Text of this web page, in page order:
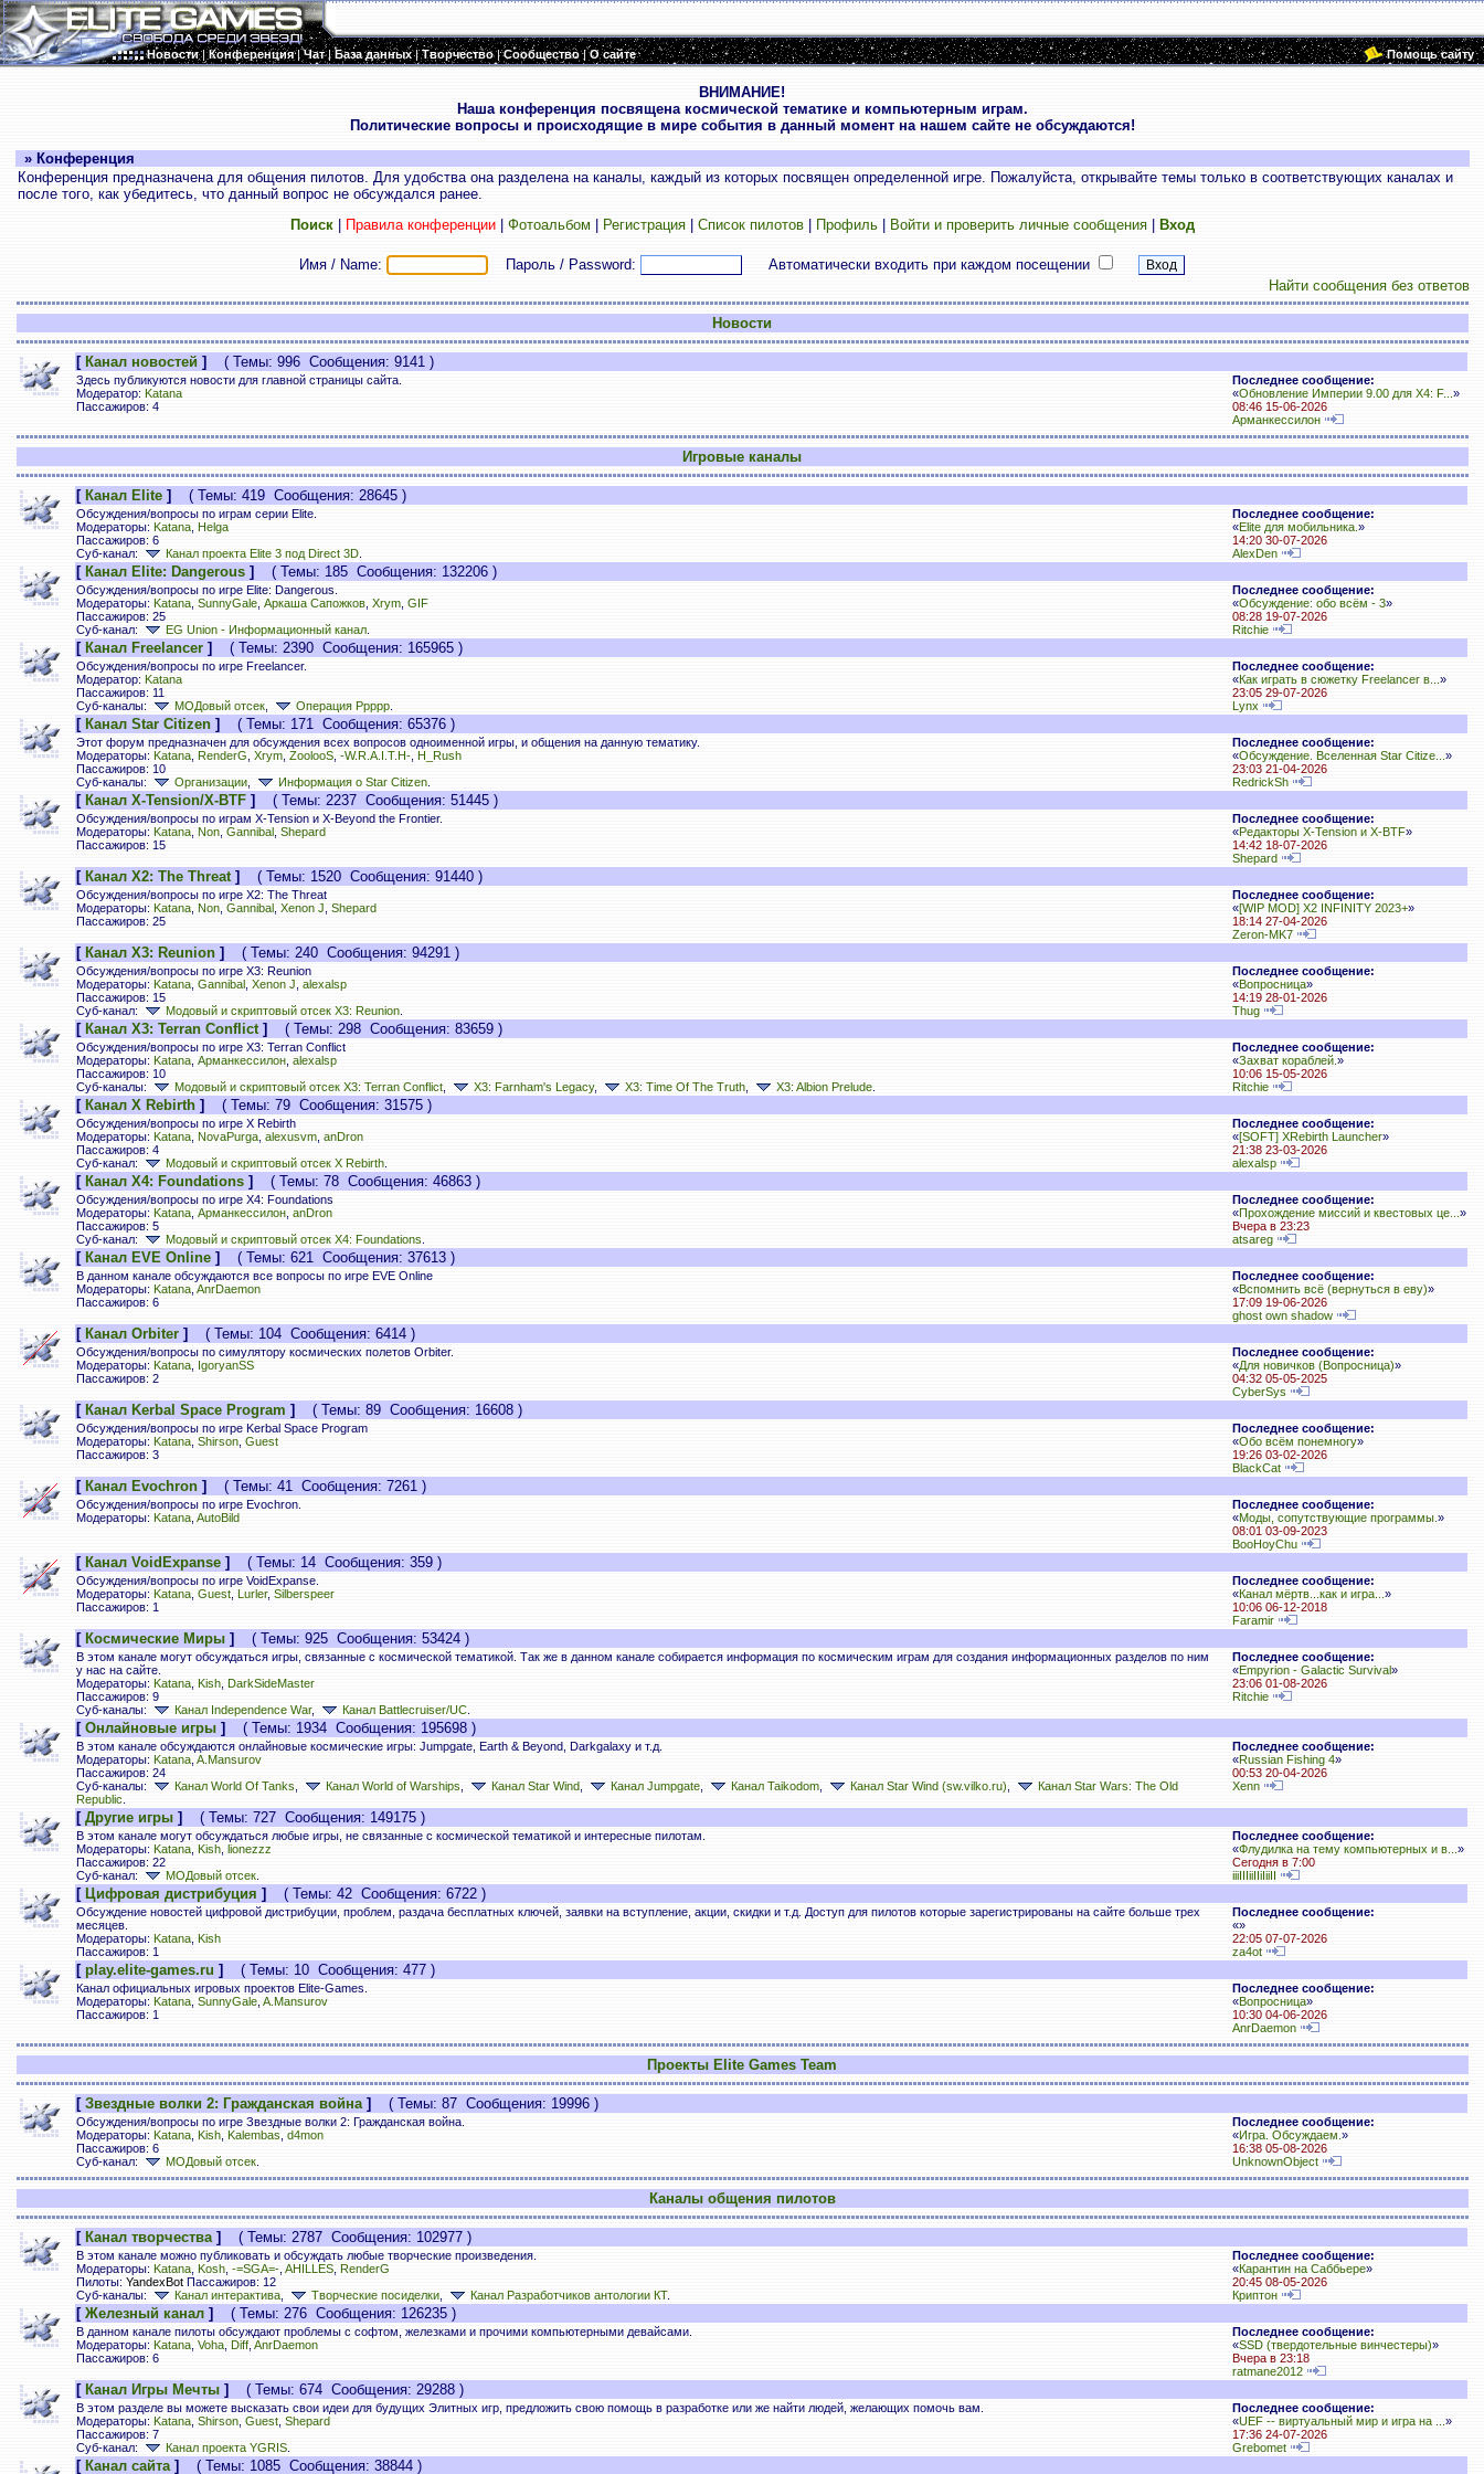
Новости|Конференция|Чат|База данных|Творчество|Сообщество|О сайте Помощь сайту
ВНИМАНИЕ!
Наша конференция посвящена космической тематике и компьютерным играм.
Политические вопросы и происходящие в мире события в данный момент на нашем сайте не обсуждаются!
» Конференция
Конференция предназначена для общения пилотов. Для удобства она разделена на каналы, каждый из которых посвящен определенной игре. Пожалуйста, открывайте темы только в соответствующих каналах и
после того, как убедитесь, что данный вопрос не обсуждался ранее.
Поиск| Правила конференции| Фотоальбом Регистрация| Список пилотов| Профиль| Войти и проверить личные сообщения| Вход
Имя / Name: Пароль / Password:
Автоматически входить при каждом посещении
Найти сообщения без ответов
Новости
[ Канал новостей] ( Темы: 996 Сообщения: 9141 )
Здесь публикуются новости для главной страницы сайта.
Модератор: Katana
Пассажиров: 4
Последнее сообщение:
«Обновление Империи 9.00 для X4: F... »
08:46 15-06-2026
Арманкессилон
Игровые каналы
[ Канал Elite] ( Темы: 419 Сообщения: 28645 )
Обсуждения/вопросы по играм серии Elite.
Модераторы: Katana, Helga
Пассажиров: 6
Суб-канал:
Канал проекта Elite 3 под Direct 3D.
Последнее сообщение:
«Elite для мобильника. »
14:20 30-07-2026
AlexDen
[ Канал Elite: Dangerous] ( Темы: 185 Сообщения: 132206 )
Обсуждения/вопросы по игре Elite: Dangerous.
Модераторы: Katana, SunnyGale, Аркаша Сапожков, Xrym, GIF
Пассажиров: 25
Суб-канал:
EG Union - Информационный канал.
Последнее сообщение:
«Обсуждение: обо всём - 3»
08:28 19-07-2026
Ritchie
[ Канал Freelancer] ( Темы: 2390 Сообщения: 165965 )
Обсуждения/вопросы по игре Freelancer.
Модератор: Katana
Пассажиров: 11
Суб-каналы:
МОДовый отсек, Операция Ррррр.
Последнее сообщение:
«Как играть в сюжетку Freelancer в... »
23:05 29-07-2026
Lynx
[ Канал Star Citizen] ( Темы: 171 Сообщения: 65376 )
Этот форум предназначен для обсуждения всех вопросов одноименной игры, и общения на данную тематику.
Модераторы: Katana, RenderG Xrym, ZoolooS, -W.R.A.I.T.H-, H_Rush
Пассажиров: 10
Суб-каналы:
Организации, Информация о Star Citizen.
Последнее сообщение:
«Обсуждение. Вселенная Star Citize... »
23:03 21-04-2026
RedrickSh
[ Канал X-Tension/X-BTF] ( Темы: 2237 Сообщения: 51445 )
Обсуждения/вопросы по играм X-Tension и X-Beyond the Frontier.
Модераторы: Katana, Non, Gannibal, Shepard
Пассажиров: 15
Последнее сообщение:
«Редакторы X-Tension и X-BTF»
14:42 18-07-2026
Shepard
[ Канал X2: The Threat] ( Темы: 1520 Сообщения: 91440 )
Обсуждения/вопросы по игре X2: The Threat
Модераторы: Katana, Non, Gannibal, Xenon J Shepard
Пассажиров: 25
Последнее сообщение:
«[WIP MOD] X2 INFINITY 2023+»
18:14 27-04-2026
Zeron-MK7
[ Канал X3: Reunion] ( Темы: 240 Сообщения: 94291 )
Обсуждения/вопросы по игре X3: Reunion
Модераторы: Katana, Gannibal, Xenon J alexalsp
Пассажиров: 15
Суб-канал:
Модовый и скриптовый отсек X3: Reunion.
Последнее сообщение:
«Вопросница»
14:19 28-01-2026
Thug
[ Канал X3: Terran Conflict] ( Темы: 298 Сообщения: 83659 )
Обсуждения/вопросы по игре X3: Terran Conflict
Модераторы: Katana, Арманкессилон, alexalsp
Пассажиров: 10
Суб-каналы:
Модовый и скриптовый отсек X3: Terran Conflict, X3: Farnham's Legacy, X3: Time Of The Truth, X3: Albion Prelude.
Последнее сообщение:
«Захват кораблей. »
10:06 15-05-2026
Ritchie
[ Канал X Rebirth] ( Темы: 79 Сообщения: 31575 )
Обсуждения/вопросы по игре X Rebirth
Модераторы: Katana, NovaPurga, alexusvm, anDron
Пассажиров: 4
Суб-канал:
Модовый и скриптовый отсек X Rebirth.
Последнее сообщение:
«[SOFT] XRebirth Launcher»
21:38 23-03-2026
alexalsp
[ Канал X4: Foundations] ( Темы: 78 Сообщения: 46863 )
Обсуждения/вопросы по игре X4: Foundations
Модераторы: Katana, Арманкессилон, anDron
Пассажиров: 5
Суб-канал:
Модовый и скриптовый отсек X4: Foundations
Последнее сообщение:
«Прохождение миссий и квестовых це... »
Вчера в 23:23
atsareg
[ Канал EVE Online] ( Темы: 621 Сообщения: 37613 )
В данном канале обсуждаются все вопросы по игре EVE Online
Модераторы: Katana, AnrDaemon
Пассажиров: 6
Последнее сообщение:
«Вспомнить всё (вернуться в еву)»
17:09 19-06-2026
ghost own shadow
[ Канал Orbiter] ( Темы: 104 Сообщения: 6414 )
Обсуждения/вопросы по симулятору космических полетов Orbiter.
Модераторы: Katana, IgoryanSS
Пассажиров: 2
Последнее сообщение:
«Для новичков (Вопросница)»
04:32 05-05-2025
CyberSys
[ Канал Kerbal Space Program ] ( Темы: 89 Сообщения: 16608 )
Обсуждения/вопросы по игре Kerbal Space Program
Модераторы: Katana, Shirson, Guest
Пассажиров: 3
Последнее сообщение:
«Обо всём понемногу»
19:26 03-02-2026
BlackCat
[ Канал Evochron] ( Темы: 41 Сообщения: 7261 )
Обсуждения/вопросы по игре Evochron.
Модераторы: Katana, AutoBild
Последнее сообщение:
«Моды, сопутствующие программы. »
08:01 03-09-2023
BooHoyChu
[ Канал VoidExpanse] ( Темы: 14 Сообщения: 359 )
Обсуждения/вопросы по игре VoidExpanse.
Модераторы: Katana, Guest, Lurler, Silberspeer
Пассажиров: 1
Последнее сообщение:
«Канал мёртв...как и игра... »
10:06 06-12-2018
Faramir
[ Космические Миры] ( Темы: 925 Сообщения: 53424 )
В этом канале могут обсуждаться игры, связанные с космической тематикой. Так же в данном канале собирается информация по космическим играм для создания информационных разделов по ним
у нас на сайте.
Модераторы: Katana, Kish, DarkSideMaster
Пассажиров: 9
Суб-каналы:
Канал Independence War, Канал Battlecruiser/UC.
Последнее сообщение:
«Empyrion - Galactic Survival»
23:06 01-08-2026
Ritchie
[ Онлайновые игры] ( Темы: 1934 Сообщения: 195698 )
В этом канале обсуждаются онлайновые космические игры: Jumpgate, Earth & Beyond, Darkgalaxy и т.д.
Модераторы: Katana, A.Mansurov
Пассажиров: 24
Суб-каналы:
Канал World Of Tanks Канал World of Warships Канал Star Wind, Канал Jumpgate, Канал Taikodom, Канал Star Wind (sw.vilko.ru)
Канал Star Wars: The Old
Republic.
Последнее сообщение:
«Russian Fishing 4»
00:53 20-04-2026
Xenn
[ Другие игры] ( Темы: 727 Сообщения: 149175 )
В этом канале могут обсуждаться любые игры, не связанные с космической тематикой и интересные пилотам.
Модераторы: Katana, Kish, lionezzz
Пассажиров: 22
Суб-канал:
МОДовый отсек.
Последнее сообщение:
«Флудилка на тему компьютерных и в... »
Сегодня в 7:00
iiiIIIiiIIiIiiII
[ Цифровая дистрибуция ] ( Темы: 42 Сообщения: 6722 )
Обсуждение новостей цифровой дистрибуции, проблем, раздача бесплатных ключей, заявки на вступление, акции, скидки и т.д. Доступ для пилотов которые зарегистрированы на сайте больше трех
месяцев.
Модераторы: Katana, Kish
Пассажиров: 1
Последнее сообщение:
«»
22:05 07-07-2026
za4ot
[ play.elite-games.ru ] ( Темы: 10 Сообщения: 477 )
Канал официальных игровых проектов Elite-Games.
Модераторы: Katana, SunnyGale, A.Mansurov
Пассажиров: 1
Последнее сообщение:
«Вопросница»
10:30 04-06-2026
AnrDaemon
Проекты Elite Games Team
[ Звездные волки 2: Гражданская война] ( Темы: 87 Сообщения: 19996 )
Обсуждения/вопросы по игре Звездные волки 2: Гражданская война.
Модераторы: Katana, Kish, Kalembas d4mon
Пассажиров: 6
Суб-канал:
МОДовый отсек.
Последнее сообщение:
«Игра. Обсуждаем. »
16:38 05-08-2026
UnknownObject
Каналы общения пилотов
[ Канал творчества] ( Темы: 2787 Сообщения: 102977 )
В этом канале можно публиковать и обсуждать любые творческие произведения.
Модераторы: Katana, Kosh, -=SGA=-, AHILLES, RenderG
Пилоты: YandexBotПассажиров: 12
Суб-каналы:
Канал интерактива, Творческие посиделки, Канал Разработчиков антологии КТ.
Последнее сообщение:
«Карантин на Саббьере»
20:45 08-05-2026
Криптон
[ Железный канал] ( Темы: 276 Сообщения: 126235 )
В данном канале пилоты обсуждают проблемы с софтом, железками и прочими компьютерными девайсами.
Модераторы: Katana, Voha, Diff, AnrDaemon
Пассажиров: 6
Последнее сообщение:
«SSD (твердотельные винчестеры)»
Вчера в 23:18
ratmane2012
[ Канал Игры Мечты] ( Темы: 674 Сообщения: 29288 )
В этом разделе вы можете высказать свои идеи для будущих Элитных игр, предложить свою помощь в разработке или же найти людей, желающих помочь вам.
Модераторы: Katana, Shirson, Guest, Shepard
Пассажиров: 7
Суб-канал:
Канал проекта YGRIS.
Последнее сообщение:
«UEF -- виртуальный мир и игра на ... »
17:36 24-07-2026
Grebomet
[ Канал сайта] ( Темы: 1085 Сообщения: 38844 )